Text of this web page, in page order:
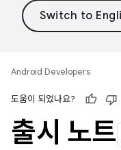
Android Developers
도움이 되었나요?
출시 노트